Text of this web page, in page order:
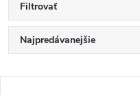
Filtrovať
R
a
Najpredávanejšie